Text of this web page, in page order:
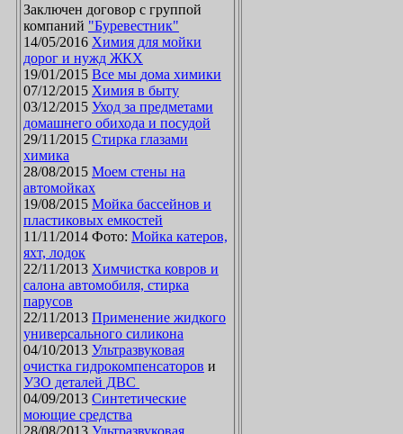
Заключен договор с группой
компаний "Буревестник"
14/05/2016 Химия для мойки
дорог и нужд ЖКХ
19/01/2015
Все мы дома химики
07/12/2015 Химия в быту
03/12/2015 Уход за предметами
домашнего обихода и посудой
29/11/2015 Стирка глазами
химика
28/08/2015 Моем стены на
автомойках
19/08/2015 Мойка бассейнов и
пластиковых емкостей
11/11/2014 Фото: Мойка катеров,
яхт, лодок
22/11/2013 Химчистка ковров и
салона автомобиля, стирка
парусов
22/11/2013 Применение жидкого
универсального силикона
04/10/2013 Ультразвуковая
очистка гидрокомпенсаторов и
УЗО деталей ДВС
04/09/2013 Синтетические
моющие средства
28/08/2013 Ультразвуковая